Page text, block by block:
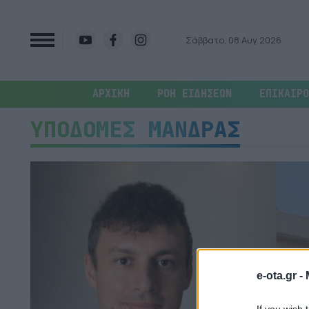
e-ota.gr -
Σάββατο, 08 Αυγ 2026
ΑΡΧΙΚΗ ΡΟΗ ΕΙΔΗΣΕΩΝ
ΥΠΟΔΟΜΕΣ ΜΑΝΔΡΑΣ